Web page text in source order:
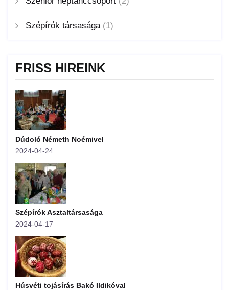
Szépírók társasága(1)
FRISS HÍREINK
Dúdoló Németh Noémivel
2024-04-24
Szépírók Asztaltársasága
2024-04-17
Húsvéti tojásírás Bakó Ildikóval